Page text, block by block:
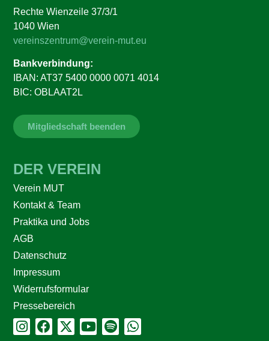
Rechte Wienzeile 37/3/1
1040 Wien
vereinszentrum@verein-mut.eu
Bankverbindung:
IBAN: AT37 5400 0000 0071 4014
BIC: OBLAAT2L
Mitgliedschaft beenden
DER VEREIN
Verein MUT
Kontakt & Team
Praktika und Jobs
AGB
Datenschutz
Impressum
Widerrufsformular
Pressebereich